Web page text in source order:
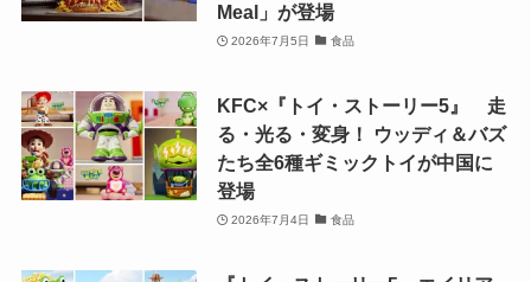
Meal」が登場
2026年7月5日 食品
KFC×『トイ・ストーリー5』 走
る・光る・変身！ ウッディ＆バズ
たち全6種ギミックトイが中国に
登場
2026年7月4日 食品